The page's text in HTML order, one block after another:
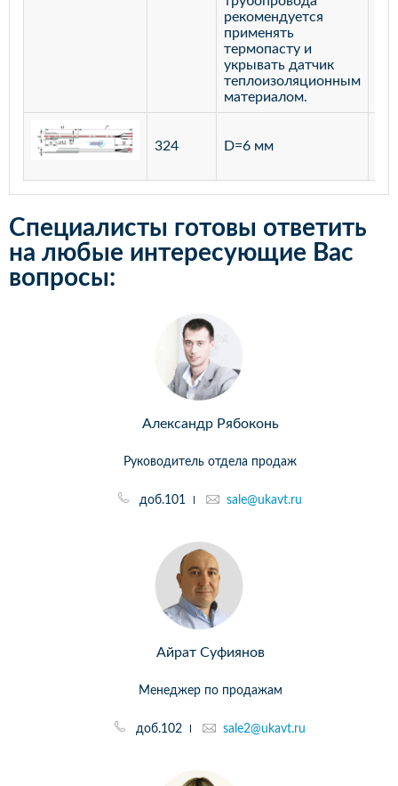
рекомендуется
применять
термопасту и
укрывать датчик
теплоизоляционным
материалом.
324 D=6 мм
Специалисты готовы ответить
на любые интересующие Вас
вопросы:
Александр Рябоконь
Руководитель отдела продаж
доб.101 sale@ukavt.ru
Айрат Суфиянов
Менеджер по продажам
доб.102 sale2@ukavt.ru